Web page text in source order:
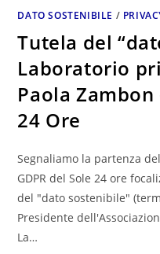
DATO SOSTENIBILE /
Tutela del
Laboratorio
Paola
24 Ore
Segnaliamo la partenza
GDPR del Sole 24 ore
del "dato sostenibile"
Presidente
La…